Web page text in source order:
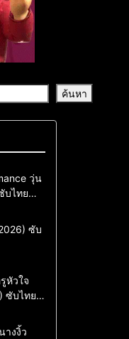
ค้นหา
ย์เกาหลีวุ่น
บไทย
ซับ
กาหลี
หัวใจ
ซับไทย
างงิ้ว